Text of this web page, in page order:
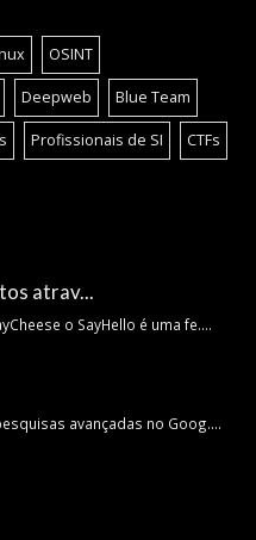
OSINT
Deepweb Blue Team
Profissionais de SI CTFs
atrav...
o SayHello é uma fe....
avançadas no Goog....